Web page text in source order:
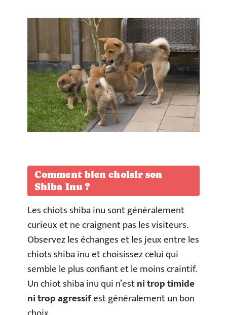
Comment bien choisir son
Shiba Inu ?
Les chiots shiba inu sont généralement
curieux et ne craignent pas les visiteurs.
Observez les échanges et les jeux entre les
chiots shiba inu et choisissez celui qui
semble le plus confiant et le moins craintif.
Un chiot shiba inu qui n’estni trop timide
ni trop agressifest généralement un bon